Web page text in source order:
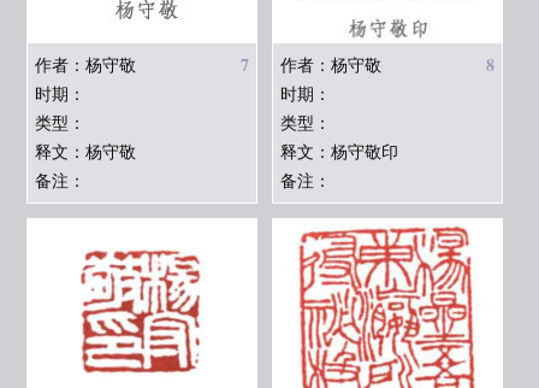
7
作者：杨守敬
时期：
类型：
释文：杨守敬
备注：
8
作者：杨守敬
时期：
类型：
释文：杨守敬印
备注：